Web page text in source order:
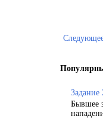
Задание
Бывшее